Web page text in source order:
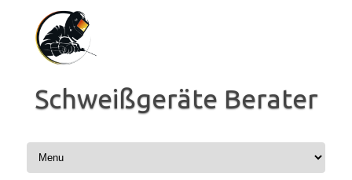
Inhalt
springen
Schweißgeräte Berater